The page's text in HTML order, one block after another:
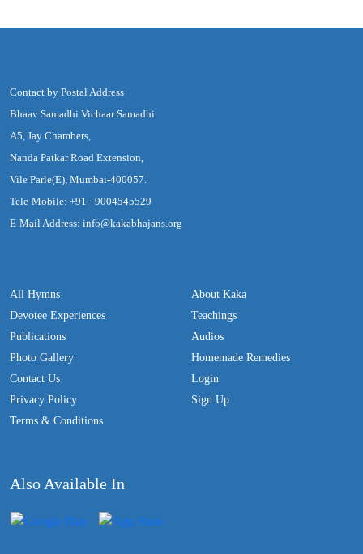
Contact by Postal Address
Bhaav Samadhi Vichaar Samadhi
A5, Jay Chambers,
Nanda Patkar Road Extension,
Vile Parle(E), Mumbai-400057.
Tele-Mobile: +91 - 9004545529
E-Mail Address: info@kakabhajans.org
All Hymns
Devotee Experiences
Publications
Photo Gallery
Contact Us
Privacy Policy
Terms & Conditions
About Kaka
Teachings
Audios
Homemade Remedies
Login
Sign Up
Also Available In